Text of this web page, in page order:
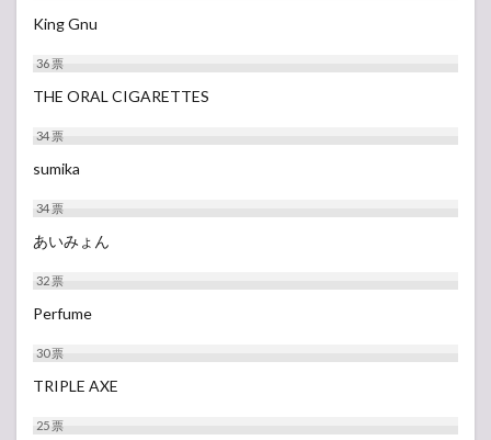
King Gnu
36票
THE ORAL CIGARETTES
34票
sumika
34票
あいみょん
32票
Perfume
30票
TRIPLE AXE
25票